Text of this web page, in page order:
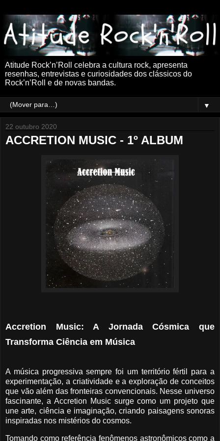
Atitude Rock’n’Roll celebra a cultura rock, apresenta
resenhas, entrevistas e curiosidades dos clássicos do
Rock’n’Roll e de novas bandas.
▼
22 outubro 2020
ACCRETION MUSIC - 1º ALBUM
Accretion Music: A Jornada Cósmica que
Transforma Ciência em Música
A música progressiva sempre foi um território fértil para a
experimentação, a criatividade e a exploração de conceitos
que vão além das fronteiras convencionais. Nesse universo
fascinante, a Accretion Music surge como um projeto que
une arte, ciência e imaginação, criando paisagens sonoras
inspiradas nos mistérios do cosmos.
Tomando como referência fenômenos astronômicos como a